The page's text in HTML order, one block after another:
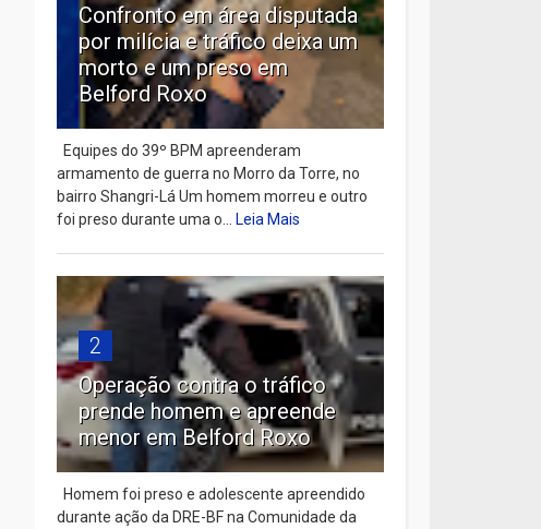
Confronto em área disputada
por milícia e tráfico deixa um
morto e um preso em
Belford Roxo
Equipes do 39º BPM apreenderam
armamento de guerra no Morro da Torre, no
bairro Shangri-Lá Um homem morreu e outro
foi preso durante uma o...Leia Mais
2
Operação contra o tráfico
prende homem e apreende
menor em Belford Roxo
Homem foi preso e adolescente apreendido
durante ação da DRE-BF na Comunidade da